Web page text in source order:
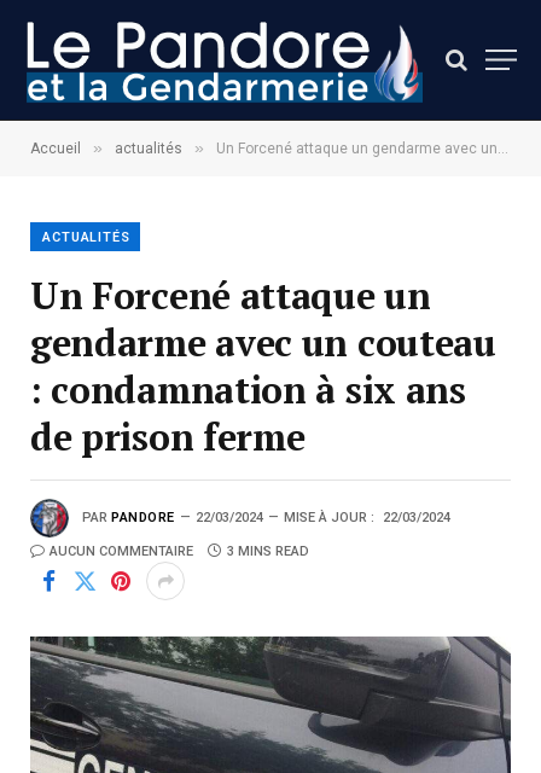
Accueil » actualités » Un Forcené attaque un gendarme avec un couteau : condamnation à six ans de prison ferme
ACTUALITÉS
Un Forcené attaque un
gendarme avec un couteau
: condamnation à six ans
de prison ferme
PAR PANDORE 22/03/2024 MISE À JOUR : 22/03/2024
AUCUN COMMENTAIRE 3 MINS READ